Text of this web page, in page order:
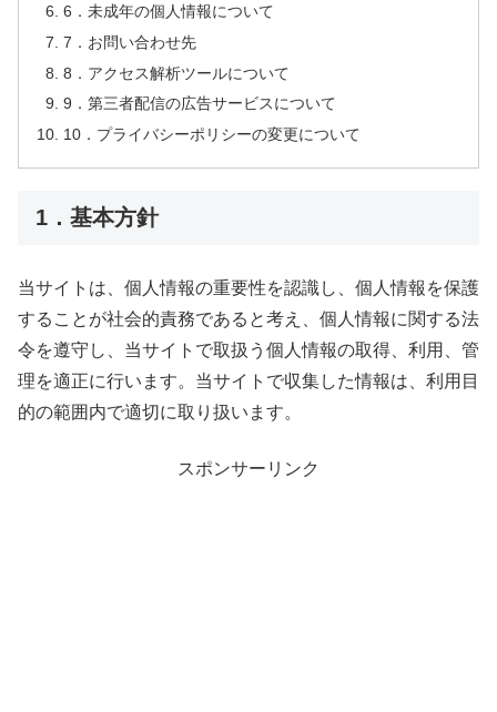
6．未成年の個人情報について
7．お問い合わせ先
8．アクセス解析ツールについて
9．第三者配信の広告サービスについて
10．プライバシーポリシーの変更について
1．基本方針
当サイトは、個人情報の重要性を認識し、個人情報を保護
することが社会的責務であると考え、個人情報に関する法
令を遵守し、当サイトで取扱う個人情報の取得、利用、管
理を適正に行います。当サイトで収集した情報は、利用目
的の範囲内で適切に取り扱います。
スポンサーリンク